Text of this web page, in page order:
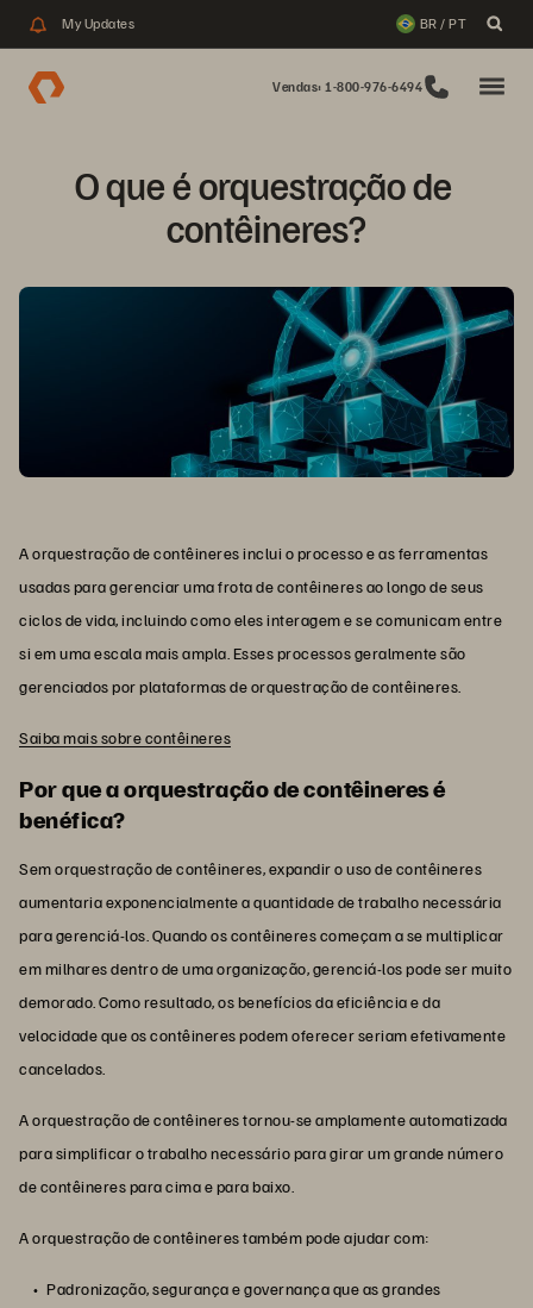
My Updates BR / PT
Vendas: 1-800-976-6494
O que é orquestração de
contêineres?
A orquestração de contêineres inclui o processo e as ferramentas
usadas para gerenciar uma frota de contêineres ao longo de seus
ciclos de vida, incluindo como eles interagem e se comunicam entre
si em uma escala mais ampla. Esses processos geralmente são
gerenciados por plataformas de orquestração de contêineres.
Saiba mais sobre contêineres
Por que a orquestração de contêineres é
benéfica?
Sem orquestração de contêineres, expandir o uso de contêineres
aumentaria exponencialmente a quantidade de trabalho necessária
para gerenciá-los. Quando os contêineres começam a se multiplicar
em milhares dentro de uma organização, gerenciá-los pode ser muito
demorado. Como resultado, os benefícios da eficiência e da
velocidade que os contêineres podem oferecer seriam efetivamente
cancelados.
A orquestração de contêineres tornou-se amplamente automatizada
para simplificar o trabalho necessário para girar um grande número
de contêineres para cima e para baixo.
A orquestração de contêineres também pode ajudar com:
Padronização, segurança e governança que as grandes